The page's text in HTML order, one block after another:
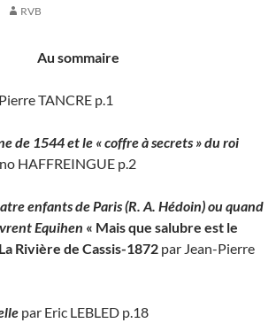
RVB
Au sommaire
TANCRE p.1
de 1544 et le « coffre à secrets » du roi
HAFFREINGUE p.2
enfants de Paris (R. A. Hédoin) ou quand
Equihen « Mais que salubre est le
Rivière de Cassis-1872 par Jean-Pierre
par Eric LEBLED p.18